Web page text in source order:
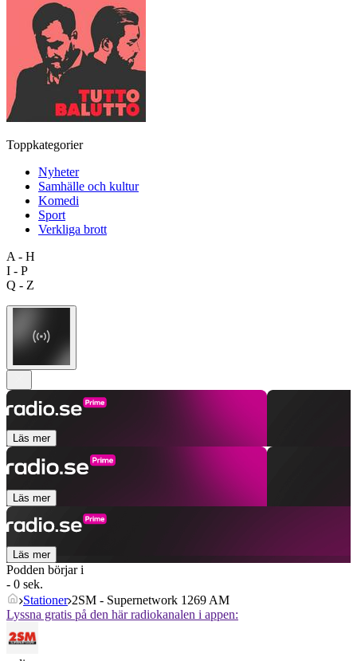
Toppkategorier
Nyheter
Samhälle och kultur
Komedi
Sport
Verkliga brott
A - H
I - P
Q - Z
Läs mer
Läs mer
Läs mer
Podden börjar i
- 0 sek.
Stationer 2SM - Supernetwork 1269 AM
Lyssna gratis på den här radiokanalen i appen: